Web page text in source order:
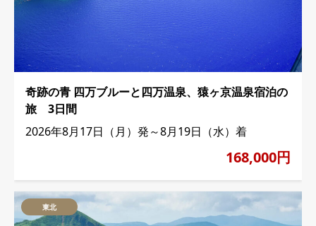
奇跡の青 四万ブルーと四万温泉、猿ヶ京温泉宿泊の
旅 3日間
2026年8月17日（月）発～8月19日（水）着
168,000円
東北